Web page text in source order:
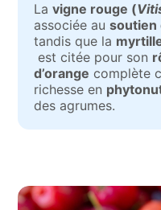
Lavigne rouge (
associée ausoutien
tandis que la
est citée pour son
d’orange complète
richesse en
des agrumes.